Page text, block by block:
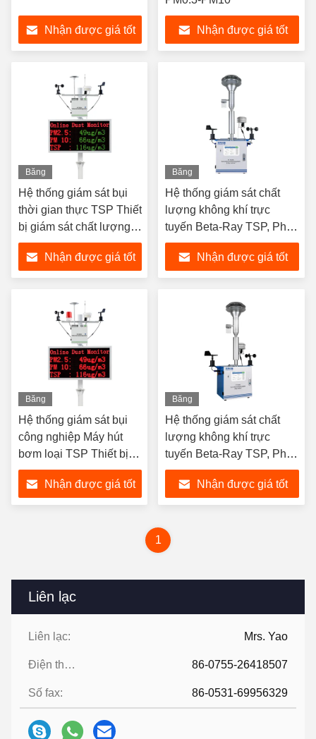
Liên lạc
Liên lạc: Mrs. Yao
Điện thoại: 86-0755-26418507
Số fax: 86-0531-69956329
Nhận được giá tốt Nhận được giá tốt
Băng
hình
Hệ thống giám sát bụi
thời gian thực TSP Thiết
bị giám sát chất lượng
không khí PM2.5 PM10
Nhận được giá tốt
Băng
hình
Hệ thống giám sát chất
lượng không khí trực
tuyến Beta-Ray TSP, Phân
tích hạt PM2.5 PM10
Nhận được giá tốt
Băng
hình
Hệ thống giám sát bụi
công nghiệp Máy hút
bơm loại TSP Thiết bị
giám sát chất lượng
không khíNhận được giá tốt
Băng
hình
Hệ thống giám sát chất
lượng không khí trực
tuyến Beta-Ray TSP, Phân
tích hạt PM2.5 PM10
Nhận được giá tốt
1